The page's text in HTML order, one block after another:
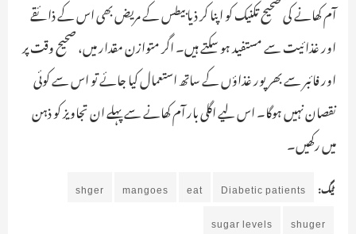
آم کھانے کی صحیح تکنیک کو اپنا کر ذیابیطس کے مریض بھی اس کے ذائقے
اور غذائیت سے مستفید ہو سکتے ہیں۔ اگر متوازن مقدار میں، صحیح وقت پر
اور فائبر سے بھرپور غذاؤں کے ساتھ استعمال کیا جائے تو اس سے کوئی
نقصان نہیں ہوگا۔ اس لیے اگلی بار آم کھانے سے پہلے ان تجاویز کو ذہن
میں رکھیں۔
ٹیگ: Diabetic patients
eat
mangoes
shger
shuger
sugar levels